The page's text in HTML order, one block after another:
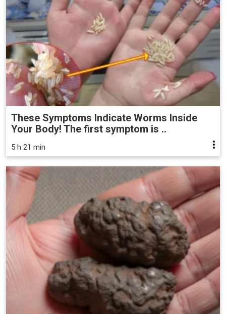
These Symptoms Indicate Worms Inside
Your Body! The first symptom is ..
5 h 21 min